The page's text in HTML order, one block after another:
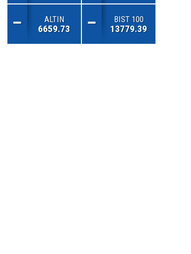
ALTIN
6659.73
BIST 100
13779.39